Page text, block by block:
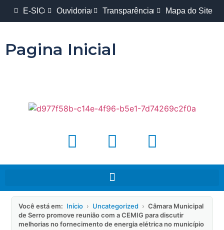
E-SIC Ouvidoria Transparência Mapa do Site
Pagina Inicial
Você está em: Início › Uncategorized › Câmara Municipal
de Serro promove reunião com a CEMIG para discutir
melhorias no fornecimento de energia elétrica no município